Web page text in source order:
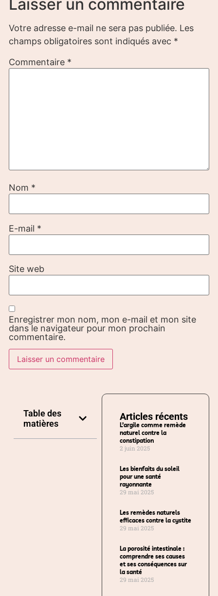
Laisser un commentaire
Votre adresse e-mail ne sera pas publiée. Les
champs obligatoires sont indiqués avec *
Commentaire *
Nom *
E-mail *
Site web
Enregistrer mon nom, mon e-mail et mon site
dans le navigateur pour mon prochain
commentaire.
Table des
matières
Articles récents
L’argile comme remède
naturel contre la
constipation
2 juin 2025
Les bienfaits du soleil
pour une santé
rayonnante
29 mai 2025
Les remèdes naturels
efficaces contre la cystite
29 mai 2025
La porosité intestinale :
comprendre ses causes
et ses conséquences sur
la santé
29 mai 2025